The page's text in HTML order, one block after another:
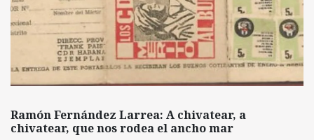
Ramón Fernández Larrea: A chivatear, a
chivatear, que nos rodea el ancho mar